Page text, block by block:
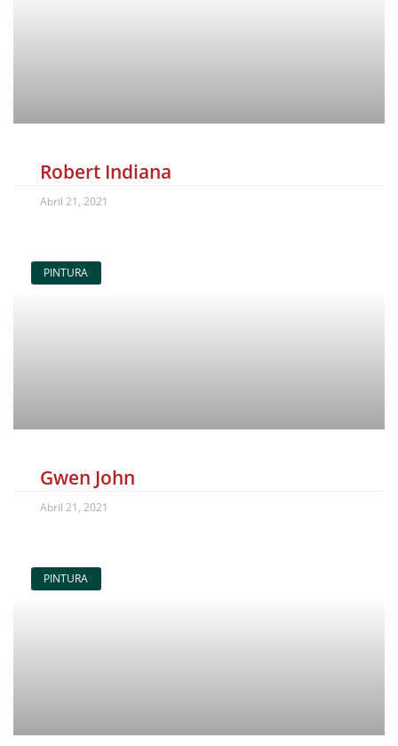
Robert Indiana
Abril 21, 2021
PINTURA
Gwen John
Abril 21, 2021
PINTURA